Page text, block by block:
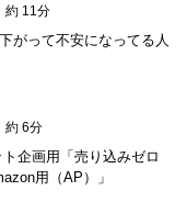
約 11分
がって不安になってる人
約 6分
企画用「売り込みゼロ
用（AP）」